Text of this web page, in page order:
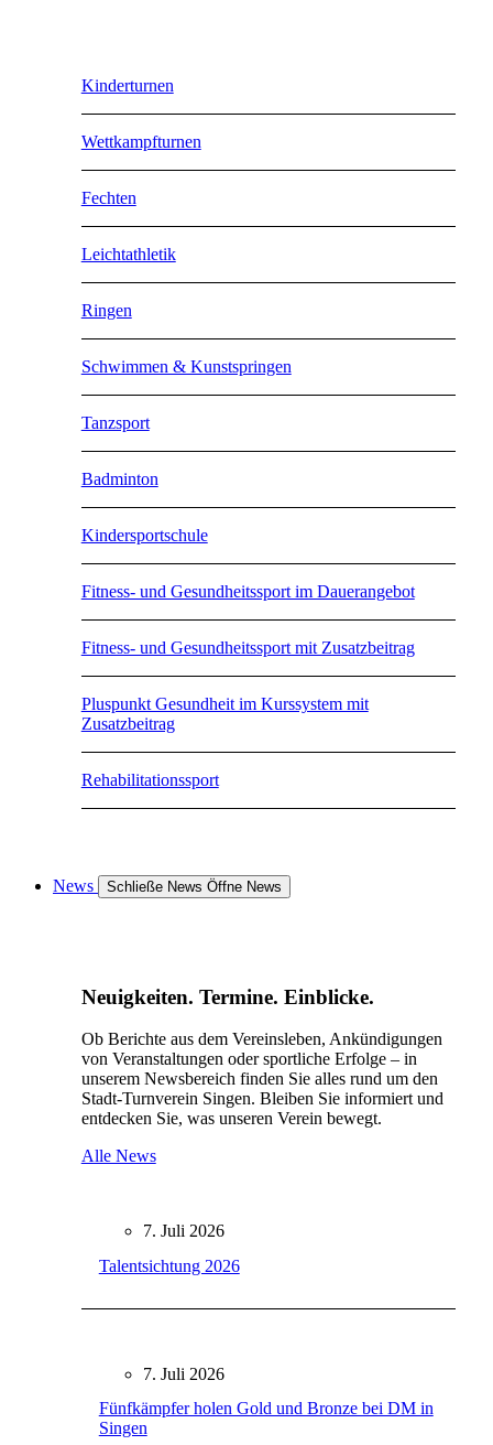
Kinderturnen
Wettkampfturnen
Fechten
Leichtathletik
Ringen
Schwimmen & Kunstspringen
Tanzsport
Badminton
Kindersportschule
Fitness- und Gesundheitssport im Dauerangebot
Fitness- und Gesundheitssport mit Zusatzbeitrag
Pluspunkt Gesundheit im Kurssystem mit
Zusatzbeitrag
Rehabilitationssport
News Schließe News Öffne News
Neuigkeiten. Termine. Einblicke.
Ob Berichte aus dem Vereinsleben, Ankündigungen
von Veranstaltungen oder sportliche Erfolge – in
unserem Newsbereich finden Sie alles rund um den
Stadt-Turnverein Singen. Bleiben Sie informiert und
entdecken Sie, was unseren Verein bewegt.
Alle News
7. Juli 2026
Talentsichtung 2026
7. Juli 2026
Fünfkämpfer holen Gold und Bronze bei DM in
Singen